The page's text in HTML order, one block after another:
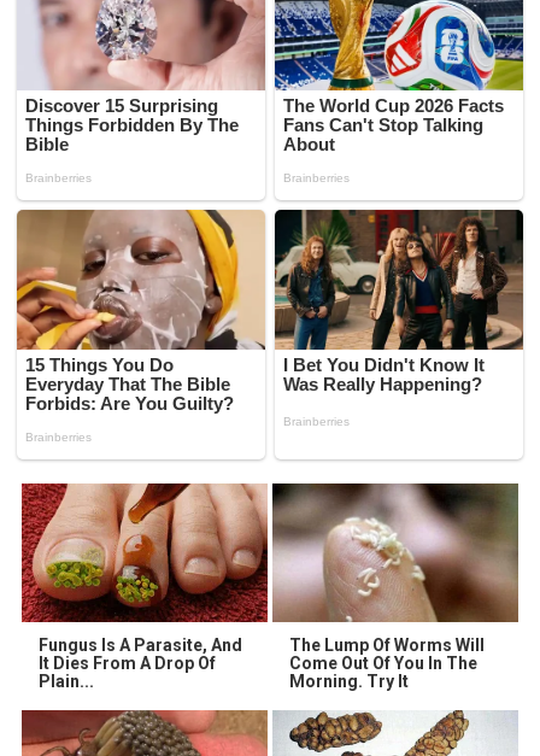
Fungus Is A Parasite, And
It Dies From A Drop Of
Plain...
The Lump Of Worms Will
Come Out Of You In The
Morning. Try It